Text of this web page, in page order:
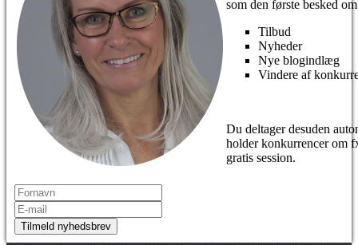
som den første besked
Tilbud
Nyheder
Nye blogindlæg
Vindere af
Du deltager desuden
holder konkurrencer om
gratis session.
Tilmeld nyhedsbrev